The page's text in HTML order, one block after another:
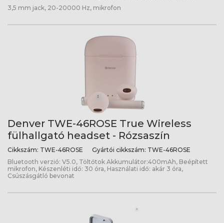
3,5 mm jack, 20-20000 Hz, mikrofon
Denver TWE-46ROSE True Wireless
fülhallgató headset - Rózsaszín
Cikkszám: TWE-46ROSE Gyártói cikkszám: TWE-46ROSE
Bluetooth verzió: V5.0, Töltőtok Akkumulátor:400mAh, Beépített
mikrofon, Készenléti idő: 30 óra, Használati idő: akár 3 óra,
Csúszásgátló bevonat